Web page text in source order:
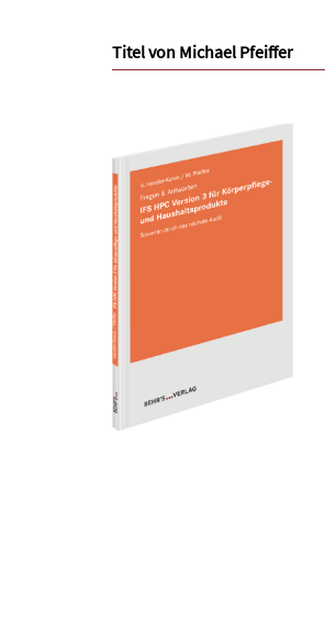
Titel von Michael Pfeiffer